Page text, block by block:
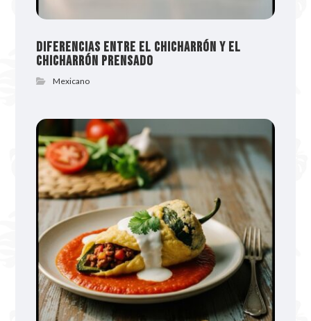
Diferencias entre el chicharrón y el
chicharrón prensado
Mexicano